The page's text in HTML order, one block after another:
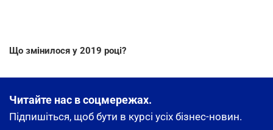
Що змінилося у 2019 році?
Читайте нас в соцмережах.
Підпишіться, щоб бути в курсі усіх бізнес-новин.